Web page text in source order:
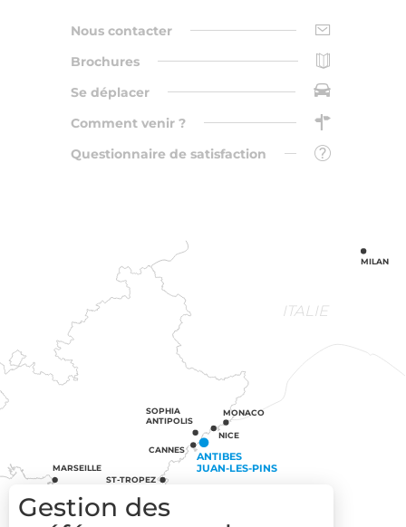
Nous contacter
Brochures
Se déplacer
Comment venir ?
Questionnaire de satisfaction
ITALIE
ST-TROPEZ
MARSEILLE
CANNES
ANTIBES
JUAN-LES-PINS
SOPHIA
ANTIPOLIS
NICE
MONACO
MILAN
Gestion des